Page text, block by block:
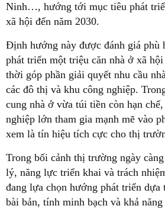
Ninh…, hướng tới mục tiêu phát
xã hội đến năm 2030.
Định hướng này được đánh giá phù
phát triển một triệu căn nhà ở xã
thời góp phần giải quyết nhu cầu
các đô thị và khu công nghiệp.
cung nhà ở vừa túi tiền còn hạn
nghiệp lớn tham gia mạnh mẽ vào
xem là tín hiệu tích cực cho thị
Trong bối cảnh thị trường ngày
lý, năng lực triển khai và trách
đang lựa chọn hướng phát triển dựa
bài bản, tính minh bạch và khả